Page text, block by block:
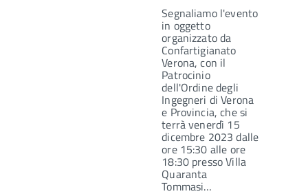
Segnaliamo l'evento
in oggetto
organizzato da
Confartigianato
Verona, con il
Patrocinio
dell'Ordine degli
Ingegneri di Verona
e Provincia, che si
terrà venerdì 15
dicembre 2023 dalle
ore 15:30 alle ore
18:30 presso Villa
Quaranta
Tommasi…